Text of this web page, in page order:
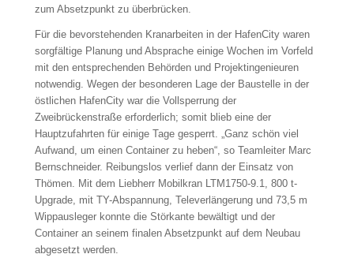
zum Absetzpunkt zu überbrücken.
Für die bevorstehenden Kranarbeiten in der HafenCity waren
sorgfältige Planung und Absprache einige Wochen im Vorfeld
mit den entsprechenden Behörden und Projektingenieuren
notwendig. Wegen der besonderen Lage der Baustelle in der
östlichen HafenCity war die Vollsperrung der
Zweibrückenstraße erforderlich; somit blieb eine der
Hauptzufahrten für einige Tage gesperrt. „Ganz schön viel
Aufwand, um einen Container zu heben“, so Teamleiter Marc
Bernschneider. Reibungslos verlief dann der Einsatz von
Thömen. Mit dem Liebherr Mobilkran LTM1750-9.1, 800 t-
Upgrade, mit TY-Abspannung, Televerlängerung und 73,5 m
Wippausleger konnte die Störkante bewältigt und der
Container an seinem finalen Absetzpunkt auf dem Neubau
abgesetzt werden.